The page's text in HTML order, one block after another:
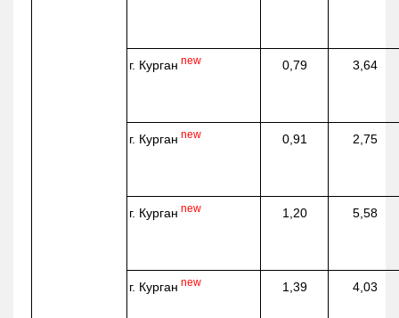
г. Курган new 0,79 3,64
г. Курган new 0,91 2,75
г. Курган new 1,20 5,58
г. Курган new 1,39 4,03